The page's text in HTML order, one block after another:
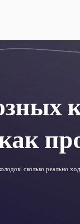
сколько реально